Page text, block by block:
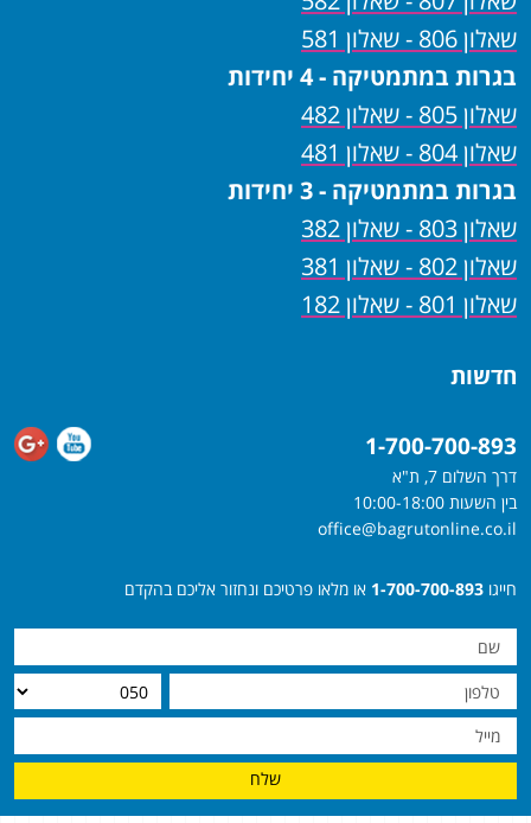
שאלון 806 - שאלון 581
בגרות במתמטיקה - 4 יחידות
שאלון 805 - שאלון 482
שאלון 804 - שאלון 481
בגרות במתמטיקה - 3 יחידות
שאלון 803 - שאלון 382
שאלון 802 - שאלון 381
שאלון 801 - שאלון 182
חדשות
1-700-700-893
דרך השלום 7, ת"א
בין השעות 10:00-18:00
office@bagrutonline.co.il
חייגו 1-700-700-893 או מלאו פרטיכם ונחזור אליכם בהקדם
שלח